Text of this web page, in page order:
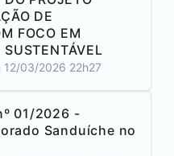
DE
FOCO EM
SUSTENTÁVEL
12/03/2026 22h27
01/2026 -
Sanduíche no